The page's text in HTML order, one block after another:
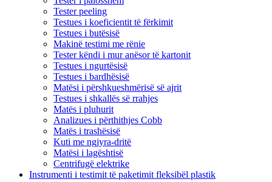
Tester peeling
Testues i koeficientit të fërkimit
Testues i butësisë
Makinë testimi me rënie
Tester këndi i mur anësor të kartonit
Testues i ngurtësisë
Testues i bardhësisë
Matësi i përshkueshmërisë së ajrit
Testues i shkallës së rrahjes
Matës i pluhurit
Analizues i përthithjes Cobb
Matës i trashësisë
Kuti me ngjyra-dritë
Matësi i lagështisë
Centrifugë elektrike
Instrumenti i testimit të paketimit fleksibël plastik